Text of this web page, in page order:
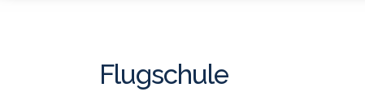
Flugschule